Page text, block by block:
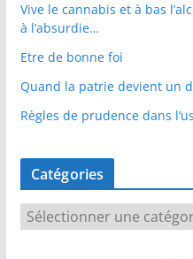
Vive le cannabis et à bas
à l’absurdie…
Etre de bonne foi
Quand la patrie devient un
Règles de prudence dans
Catégories
a